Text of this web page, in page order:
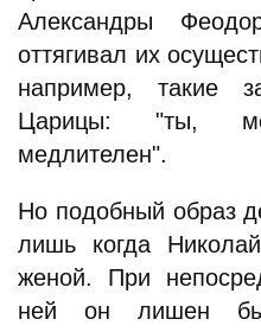
Александры
оттягивал их
например, такие
Царицы: "ты,
медлителен".
Но подобный образ
лишь когда
женой. При
ней он лишен